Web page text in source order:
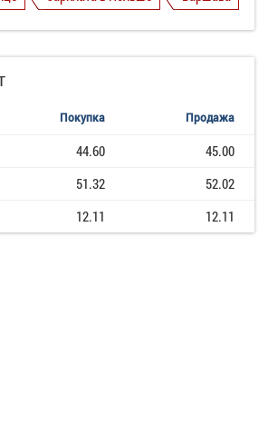
Покупка Продажа
44.60
45.00
51.32
52.02
12.11 12.11